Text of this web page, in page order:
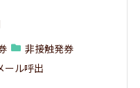
非接触発券
ール呼出